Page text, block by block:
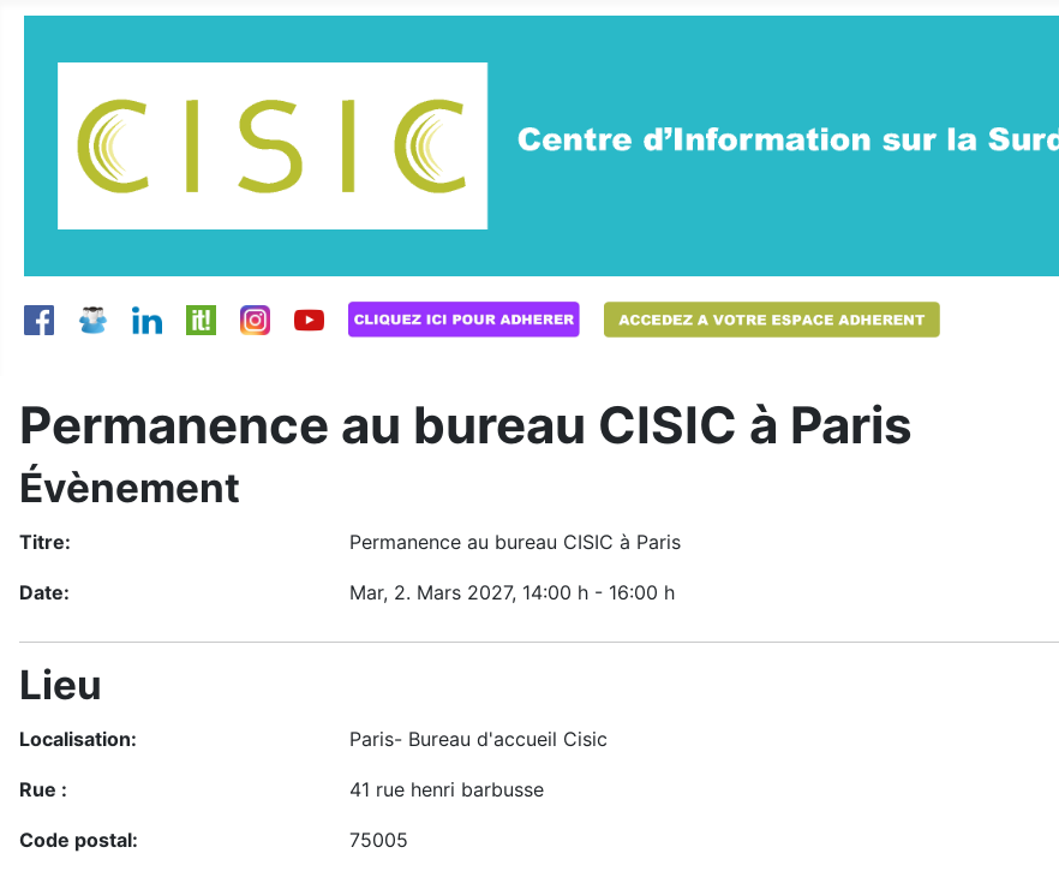
Permanence au bureau CISIC à Paris
Évènement
Titre: Permanence au bureau CISIC à Paris
Date: Mar, 2. Mars 2027, 14:00 h - 16:00 h
Lieu
Localisation: Paris- Bureau d'accueil Cisic
Rue : 41 rue henri barbusse
Code postal: 75005